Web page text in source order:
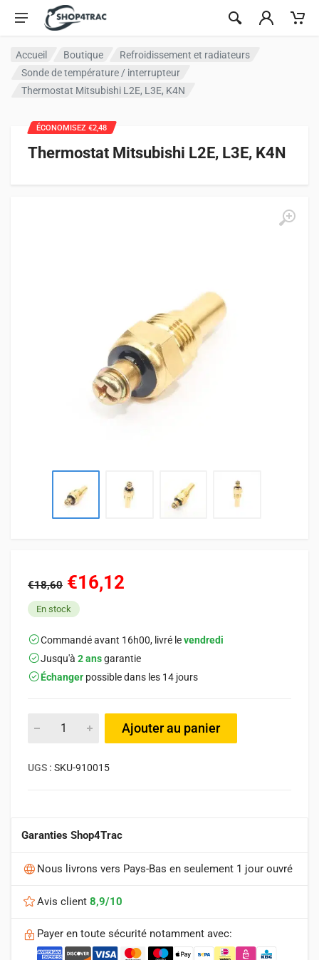
Aller au contenu
Accueil Boutique
Refroidissement et radiateurs
Sonde de température / interrupteur
Thermostat Mitsubishi L2E, L3E, K4N
Thermostat Mitsubishi L2E, L3E, K4N
ÉCONOMISEZ €2,48
€18,60 €16,12
En stock
Commandé avant 16h00, livré levendredi
Jusqu'à 2 ansgarantie
Échanger possible dans les 14 jours
Ajouter au panier
UGS : SKU-910015
Garanties Shop4Trac
Nous livrons vers Pays-Bas en seulement 1 jour ouvré
Avis client 8,9/10
Payer en toute sécurité notamment avec: